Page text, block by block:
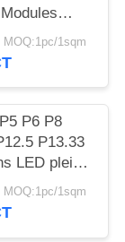
à LED /
MOQ:1pc/1sqm
P6 P8
P13.33
LED plein
pour
MOQ:1pc/1sqm